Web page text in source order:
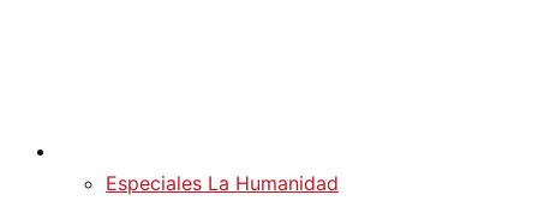
Especiales La Humanidad